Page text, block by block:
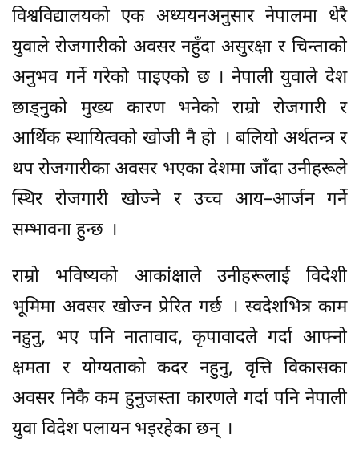
विश्वविद्यालयको एक अध्ययनअनुसार नेपालमा धेरै
युवाले रोजगारीको अवसर नहुँदा असुरक्षा र चिन्ताको
अनुभव गर्ने गरेको पाइएको छ । नेपाली युवाले देश
छाड्नुको मुख्य कारण भनेको राम्रो रोजगारी र
आर्थिक स्थायित्वको खोजी नै हो । बलियो अर्थतन्त्र र
थप रोजगारीका अवसर भएका देशमा जाँदा उनीहरूले
स्थिर रोजगारी खोज्ने र उच्च आय–आर्जन गर्ने
सम्भावना हुन्छ ।
राम्रो भविष्यको आकांक्षाले उनीहरूलाई विदेशी
भूमिमा अवसर खोज्न प्रेरित गर्छ । स्वदेशभित्र काम
नहुनु, भए पनि नातावाद, कृपावादले गर्दा आफ्नो
क्षमता र योग्यताको कदर नहुनु, वृत्ति विकासका
अवसर निकै कम हुनुजस्ता कारणले गर्दा पनि नेपाली
युवा विदेश पलायन भइरहेका छन् ।